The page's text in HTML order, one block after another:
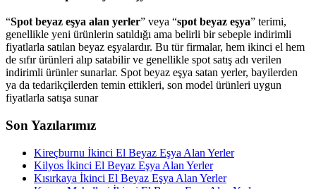
“Spot beyaz eşya alan yerler” veya “spot beyaz eşya” terimi,
genellikle yeni ürünlerin satıldığı ama belirli bir sebeple indirimli
fiyatlarla satılan beyaz eşyalardır. Bu tür firmalar, hem ikinci el hem
de sıfır ürünleri alıp satabilir ve genellikle spot satış adı verilen
indirimli ürünler sunarlar. Spot beyaz eşya satan yerler, bayilerden
ya da tedarikçilerden temin ettikleri, son model ürünleri uygun
fiyatlarla satışa sunar
Son Yazılarımız
Kireçburnu İkinci El Beyaz Eşya Alan Yerler
Kilyos İkinci El Beyaz Eşya Alan Yerler
Kısırkaya İkinci El Beyaz Eşya Alan Yerler